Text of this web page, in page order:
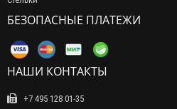
БЕЗОПАСНЫЕ ПЛАТЕЖИ
НАШИ КОНТАКТЫ
+7 495 128 01-35